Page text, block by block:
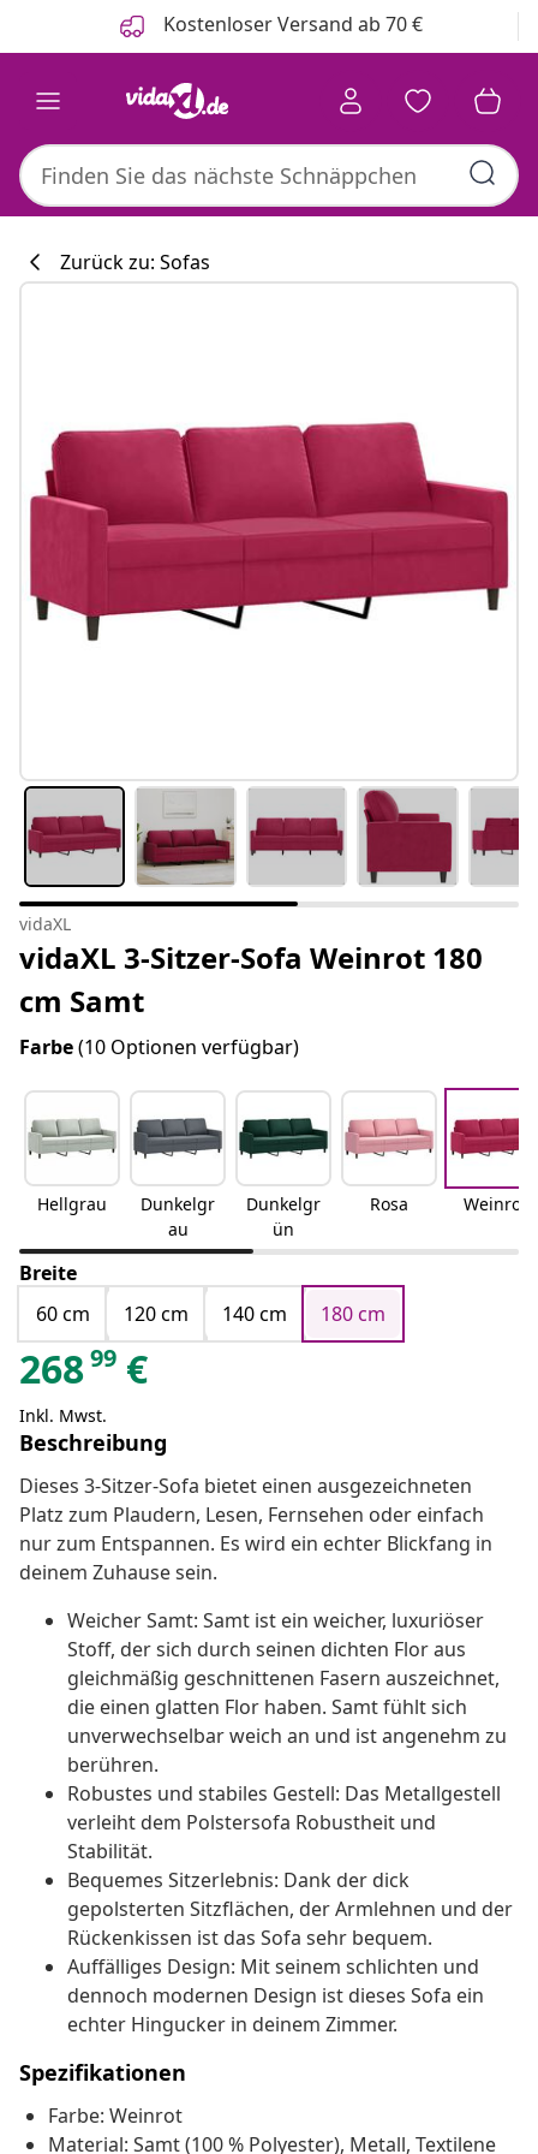
Kostenloser Versand ab 70 €
Zurück zu: Sofas
vidaXL
vidaXL 3-Sitzer-Sofa Weinrot 180
cm Samt
Farbe(10 Optionen verfügbar)
Hellgrau
Dunkelgr
au
Dunkelgr
ün
Rosa Weinrot
Breite
60 cm
120 cm 140 cm 180 cm
26899 €
Inkl. Mwst.
Beschreibung
Dieses 3-Sitzer-Sofa bietet einen ausgezeichneten
Platz zum Plaudern, Lesen, Fernsehen oder einfach
nur zum Entspannen. Es wird ein echter Blickfang in
deinem Zuhause sein.
Weicher Samt: Samt ist ein weicher, luxuriöser
Stoff, der sich durch seinen dichten Flor aus
gleichmäßig geschnittenen Fasern auszeichnet,
die einen glatten Flor haben. Samt fühlt sich
unverwechselbar weich an und ist angenehm zu
berühren.
Robustes und stabiles Gestell: Das Metallgestell
verleiht dem Polstersofa Robustheit und
Stabilität.
Bequemes Sitzerlebnis: Dank der dick
gepolsterten Sitzflächen, der Armlehnen und der
Rückenkissen ist das Sofa sehr bequem.
Auffälliges Design: Mit seinem schlichten und
dennoch modernen Design ist dieses Sofa ein
echter Hingucker in deinem Zimmer.
Spezifikationen
Farbe: Weinrot
Material: Samt (100 % Polyester), Metall, Textilene